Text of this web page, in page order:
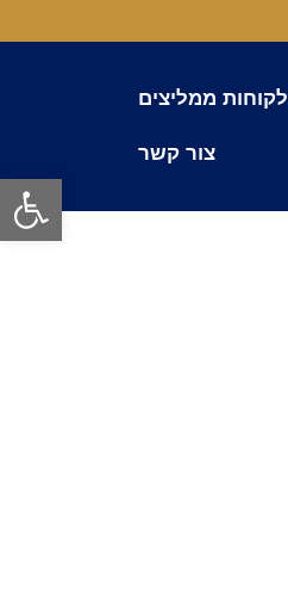
לקוחות ממליצים
צור קשר
פתח